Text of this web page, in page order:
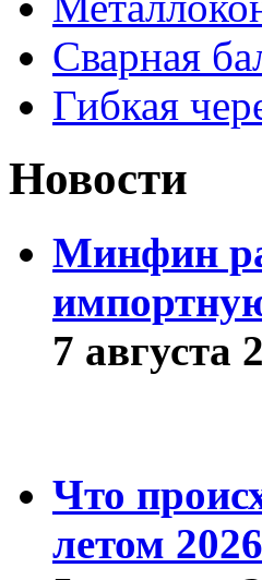
Сварная
Гибкая
Новости
Минфин
7 августа
Что
летом